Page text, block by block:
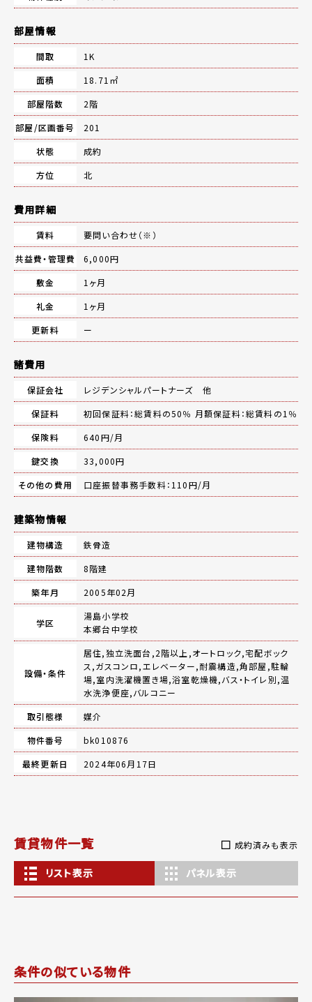
部屋情報
間取
1K
面積
18.71㎡
部屋階数
2階
部屋/区画番号
201
状態
成約
方位
北
費用詳細
賃料
要問い合わせ（※）
共益費・管理費
6,000円
敷金
1ヶ月
礼金
1ヶ月
更新料
ー
諸費用
保証会社
レジデンシャルパートナーズ 他
保証料
初回保証料：総賃料の50％ 月額保証料：総賃料の1％
保険料
640円/月
鍵交換
33,000円
その他の費用
口座振替事務手数料：110円/月
建築物情報
建物構造
鉄骨造
建物階数
8階建
築年月
2005年02月
学区
湯島小学校
本郷台中学校
設備・条件
居住,独立洗面台,2階以上,オートロック,宅配ボック
ス,ガスコンロ,エレベーター,耐震構造,角部屋,駐輪
場,室内洗濯機置き場,浴室乾燥機,バス・トイレ別,温
水洗浄便座,バルコニー
取引態様
媒介
物件番号
bk010876
最終更新日
2024年06月17日
賃貸物件一覧 成約済みも表示
リスト表示 パネル表示
条件の似ている物件